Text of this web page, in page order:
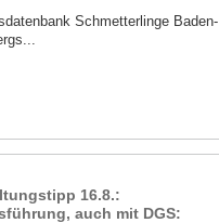
Schmetterlinge Baden-
16.8.:
auch mit DGS: